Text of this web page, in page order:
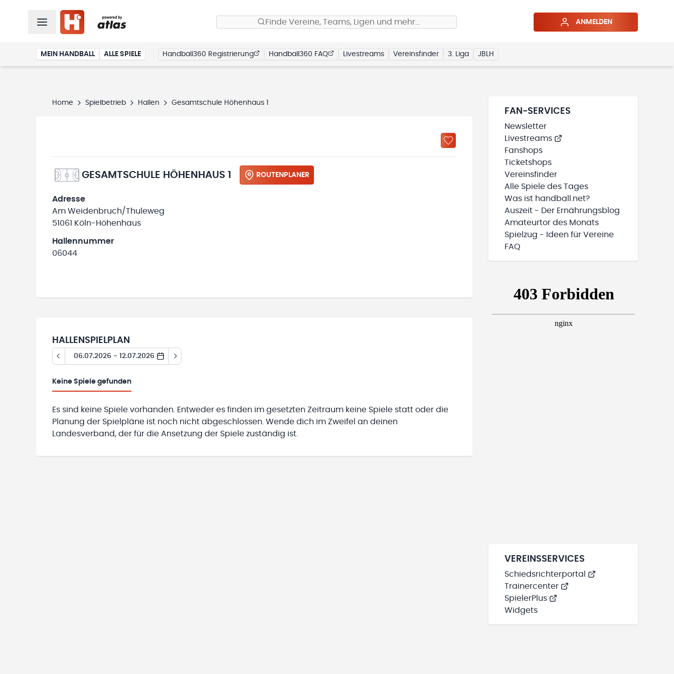
Finde Vereine, Teams, Ligen und mehr… ANMELDEN
MEIN HANDBALL ALLE SPIELE Handball360 Registrierung Handball360 FAQ Livestreams Vereinsfinder 3. Liga JBLH
Home Spielbetrieb Hallen Gesamtschule Höhenhaus 1
GESAMTSCHULE HÖHENHAUS 1 ROUTENPLANER
Adresse
Am Weidenbruch/Thuleweg
51061 Köln-Höhenhaus
Hallennummer
06044
HALLENSPIELPLAN
06.07.2026 - 12.07.2026
Keine Spiele gefunden
Es sind keine Spiele vorhanden. Entweder es finden im gesetzten Zeitraum keine Spiele statt oder die
Planung der Spielpläne ist noch nicht abgeschlossen. Wende dich im Zweifel an deinen
Landesverband, der für die Ansetzung der Spiele zuständig ist.
FAN-SERVICES
Newsletter
Livestreams
Fanshops
Ticketshops
Vereinsfinder
Alle Spiele des Tages
Was ist handball.net?
Auszeit - Der Ernährungsblog
Amateurtor des Monats
Spielzug - Ideen für Vereine
FAQ
VEREINSSERVICES
Schiedsrichterportal
Trainercenter
SpielerPlus
Widgets